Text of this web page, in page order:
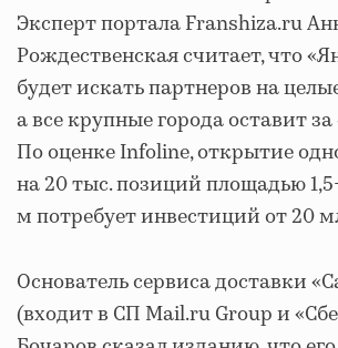
Эксперт портала Franshiza.ru
Рождественская считает, что
будет искать партнеров на
а все крупные города оставит за
По оценке Infoline, открытие
на 20 тыс. позиций площадью
м потребует инвестиций от 20
Основатель сервиса доставки
(входит в СП Mail.ru Group и